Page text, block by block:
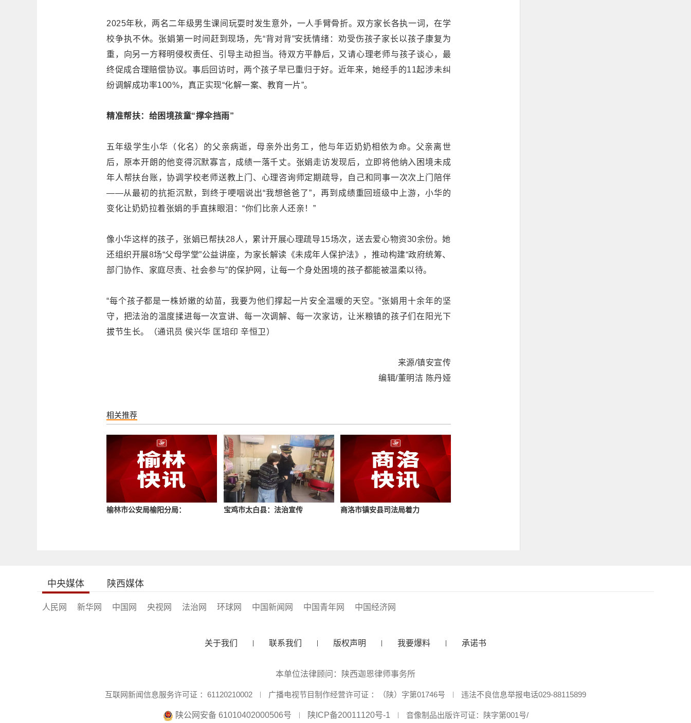
2025年秋，两名二年级男生课间玩耍时发生意外，一人手臂骨折。双方家长各执一词，在学
校争执不休。张娟第一时间赶到现场，先“背对背”安抚情绪：劝受伤孩子家长以孩子康复为
重，向另一方释明侵权责任、引导主动担当。待双方平静后，又请心理老师与孩子谈心，最
终促成合理赔偿协议。事后回访时，两个孩子早已重归于好。近年来，她经手的11起涉未纠
纷调解成功率100%，真正实现“化解一案、教育一片”。
精准帮扶：给困境孩童“撑伞挡雨”
五年级学生小华（化名）的父亲病逝，母亲外出务工，他与年迈奶奶相依为命。父亲离世
后，原本开朗的他变得沉默寡言，成绩一落千丈。张娟走访发现后，立即将他纳入困境未成
年人帮扶台账，协调学校老师送教上门、心理咨询师定期疏导，自己和同事一次次上门陪伴
——从最初的抗拒沉默，到终于哽咽说出“我想爸爸了”，再到成绩重回班级中上游，小华的
变化让奶奶拉着张娟的手直抹眼泪：“你们比亲人还亲！”
像小华这样的孩子，张娟已帮扶28人，累计开展心理疏导15场次，送去爱心物资30余份。她
还组织开展8场“父母学堂”公益讲座，为家长解读《未成年人保护法》，推动构建“政府统筹、
部门协作、家庭尽责、社会参与”的保护网，让每一个身处困境的孩子都能被温柔以待。
“每个孩子都是一株娇嫩的幼苗，我要为他们撑起一片安全温暖的天空。”张娟用十余年的坚
守，把法治的温度揉进每一次宣讲、每一次调解、每一次家访，让米粮镇的孩子们在阳光下
拔节生长。（通讯员 侯兴华 匡培印 辛恒卫）
来源/镇安宣传
编辑/董明洁 陈丹娅
相关推荐
榆林市公安局榆阳分局： 宝鸡市太白县：法治宣传 商洛市镇安县司法局着力
中央媒体 陕西媒体
人民网 新华网 中国网 央视网 法治网 环球网 中国新闻网 中国青年网 中国经济网
关于我们 联系我们 版权声明 我要爆料 承诺书
本单位法律顾问：陕西迦恩律师事务所
互联网新闻信息服务许可证 ：61120210002 广播电视节目制作经营许可证 ：（陕）字第01746号 违法不良信息举报电话029-88115899
陕公网安备 61010402000506号 陕ICP备20011120号-1 音像制品出版许可证：陕字第001号/